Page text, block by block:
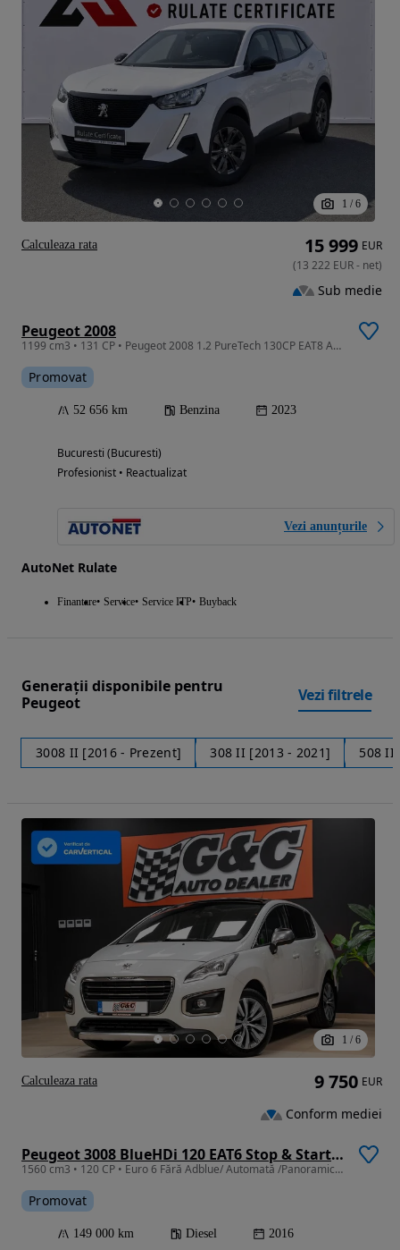
1 / 6
Peugeot 2008
1199 cm3 • 131 CP • Peugeot 2008 1.2 PureTech 130CP EAT8 Active Pack 2023
Promovat
52 656 km Benzina 2023
Bucuresti (Bucuresti)
Profesionist • Reactualizat
Vezi anunțurile
AutoNet Rulate
Finantare Service Service ITP Buyback
15 999 EUR
(13 222 EUR- net)
Sub medie
Calculeaza rata
Generații disponibile pentru
Peugeot
Vezi filtrele
3008 II [2016 - Prezent] 308 II [2013 - 2021] 508 II
1 / 6
Peugeot 3008 BlueHDi 120 EAT6 Stop & Start Allure
1560 cm3 • 120 CP • Euro 6 Fără Adblue/ Automată /Panoramic /Istoric la zi Reprezentanta !
Promovat
149 000 km Diesel 2016
9 750 EUR
Conform mediei
Calculeaza rata